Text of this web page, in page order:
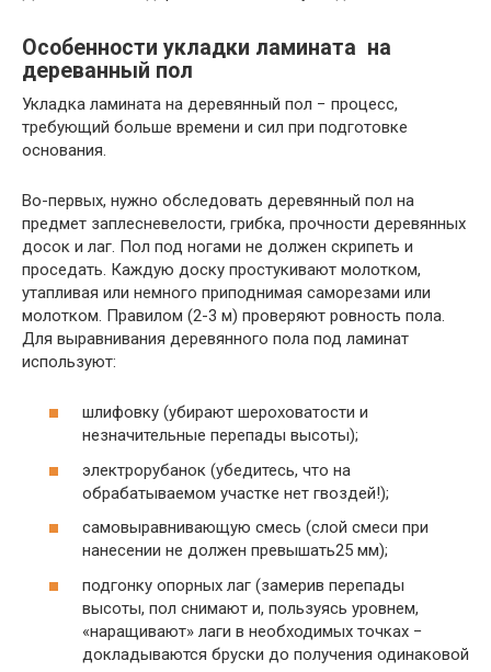
Особенности укладки ламината на
дереванный пол
Укладка ламината на деревянный пол − процесс,
требующий больше времени и сил при подготовке
основания.
Во-первых, нужно обследовать деревянный пол на
предмет заплесневелости, грибка, прочности деревянных
досок и лаг. Пол под ногами не должен скрипеть и
проседать. Каждую доску простукивают молотком,
утапливая или немного приподнимая саморезами или
молотком. Правилом (2-3 м) проверяют ровность пола.
Для выравнивания деревянного пола под ламинат
используют:
шлифовку (убирают шероховатости и
незначительные перепады высоты);
электрорубанок (убедитесь, что на
обрабатываемом участке нет гвоздей!);
самовыравнивающую смесь (слой смеси при
нанесении не должен превышать25 мм);
подгонку опорных лаг (замерив перепады
высоты, пол снимают и, пользуясь уровнем,
«наращивают» лаги в необходимых точках −
докладываются бруски до получения одинаковой